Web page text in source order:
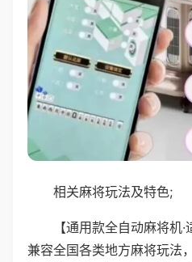
相关麻将玩法及特色;
【通用款全自动麻将机
兼容全国各类地方麻将玩法